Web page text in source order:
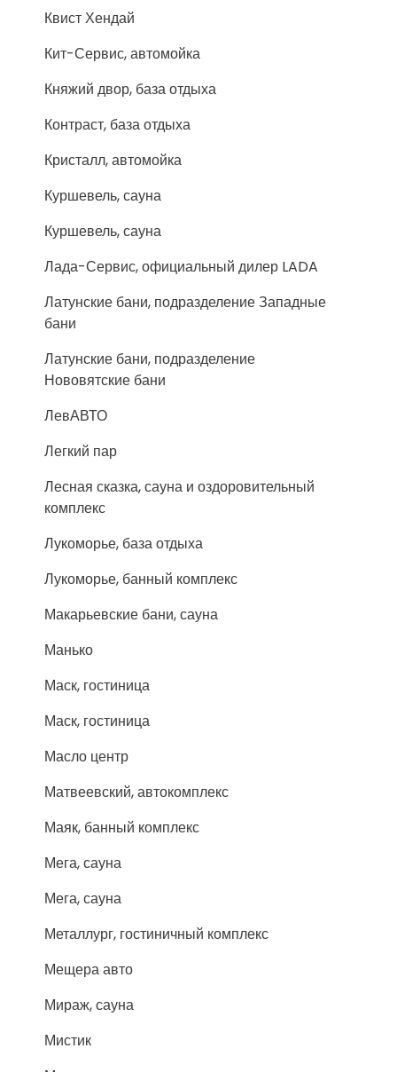
Квист Хендай
Кит-Сервис, автомойка
Княжий двор, база отдыха
Контраст, база отдыха
Кристалл, автомойка
Куршевель, сауна
Куршевель, сауна
Лада-Сервис, официальный дилер LADA
Латунские бани, подразделение Западные
бани
Латунские бани, подразделение
Нововятские бани
ЛевАВТО
Легкий пар
Лесная сказка, сауна и оздоровительный
комплекс
Лукоморье, база отдыха
Лукоморье, банный комплекс
Макарьевские бани, сауна
Манько
Маск, гостиница
Маск, гостиница
Масло центр
Матвеевский, автокомплекс
Маяк, банный комплекс
Мега, сауна
Мега, сауна
Металлург, гостиничный комплекс
Мещера авто
Мираж, сауна
Мистик